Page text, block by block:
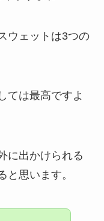
ウェットは3つの
ては最高ですよ
に出かけられる
と思います。